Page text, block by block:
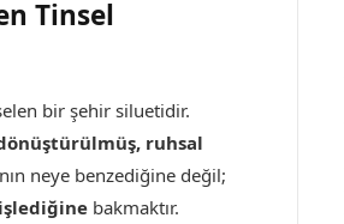
Tinsel
bir şehir siluetidir.
ruhsal
neye benzediğine değil;
bakmaktır.